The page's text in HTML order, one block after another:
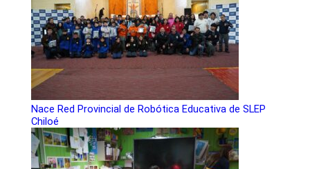
Nace Red Provincial de Robótica Educativa de SLEP
Chiloé